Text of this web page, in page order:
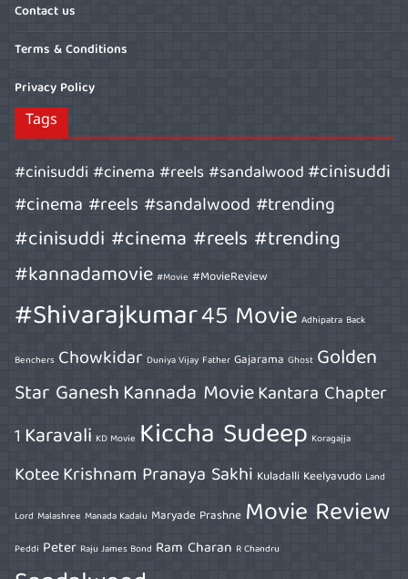
Contact us
Terms & Conditions
Privacy Policy
Tags
#cinisuddi #cinema #reels #sandalwood#cinisuddi
#cinema #reels #sandalwood #trending
#cinisuddi #cinema #reels #trending
#kannadamovie #Movie #MovieReview
#Shivarajkumar45 Movie Adhipatra Back
Benchers Chowkidar Duniya Vijay Father Gajarama Ghost Golden
Star GaneshKannada MovieKantara Chapter
1 Karavali KD Movie Kiccha Sudeep Koragajja
KoteeKrishnam Pranaya Sakhi Kuladalli Keelyavudo Land
Lord Malashree Manada Kadalu Maryade Prashne Movie Review
Peddi Peter Raju James Bond Ram Charan R Chandru